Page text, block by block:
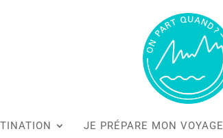
JE PRÉPARE MON VOYAGE